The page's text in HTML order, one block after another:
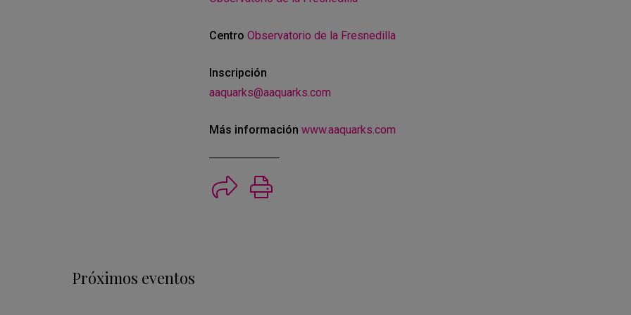
Centro Observatorio de la Fresnedilla
Inscripción
aaquarks@aaquarks.com
Más información www.aaquarks.com
Próximos eventos